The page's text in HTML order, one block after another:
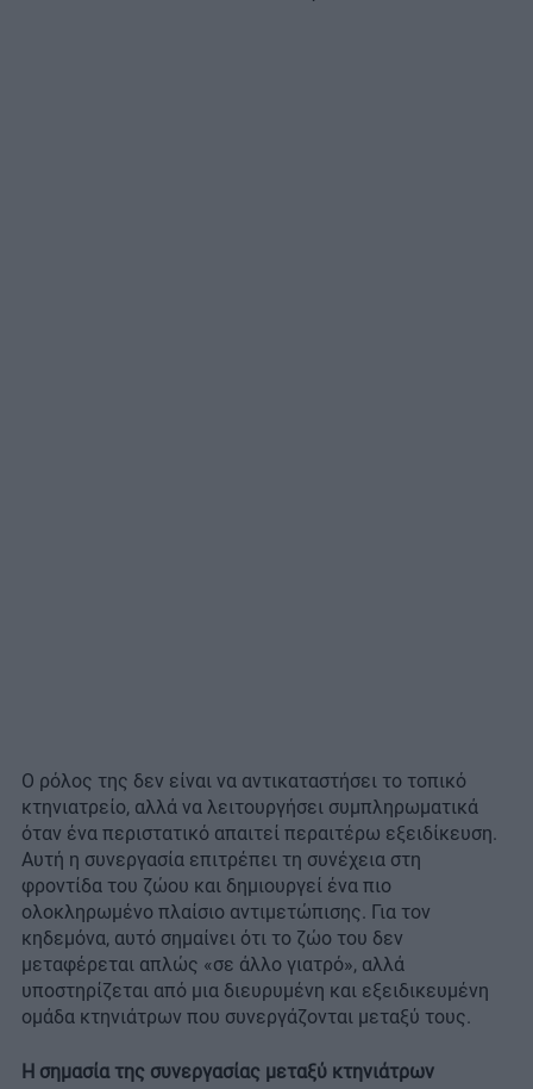
Ο ρόλος της δεν είναι να αντικαταστήσει το τοπικό
κτηνιατρείο, αλλά να λειτουργήσει συμπληρωματικά
όταν ένα περιστατικό απαιτεί περαιτέρω εξειδίκευση.
Αυτή η συνεργασία επιτρέπει τη συνέχεια στη
φροντίδα του ζώου και δημιουργεί ένα πιο
ολοκληρωμένο πλαίσιο αντιμετώπισης. Για τον
κηδεμόνα, αυτό σημαίνει ότι το ζώο του δεν
μεταφέρεται απλώς «σε άλλο γιατρό», αλλά
υποστηρίζεται από μια διευρυμένη και εξειδικευμένη
ομάδα κτηνιάτρων που συνεργάζονται μεταξύ τους.
Η σημασία της συνεργασίας μεταξύ κτηνιάτρων